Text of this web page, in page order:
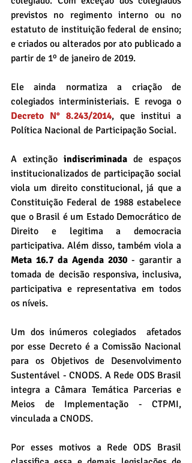
previstos no regimento interno ou no
estatuto de instituição federal de ensino;
e criados ou alterados por ato publicado a
partir de 1º de janeiro de 2019.
Ele ainda normatiza a criação de
Decreto N° 8.243/2014, que institui a
Política Nacional de Participação Social.
A extinção indiscriminada de espaços
institucionalizados de participação social
viola um direito constitucional, já que a
Constituição Federal de 1988 estabelece
que o Brasil é um Estado Democrático de
Direito e legitima a democracia
Meta 16.7 da Agenda 2030 - garantir a
tomada de decisão responsiva, inclusiva,
participativa e representativa em todos
os níveis.
Um dos inúmeros colegiados  afetados
por esse Decreto é a Comissão Nacional
para os Objetivos de Desenvolvimento
Sustentável - CNODS. A Rede ODS Brasil
integra a Câmara Temática Parcerias e
Meios de Implementação - CTPMI,
vinculada a CNODS.
Por esses motivos a Rede ODS Brasil